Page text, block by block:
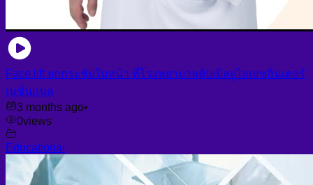
Face lift ยกกระชับใบหน้า ที่โรงพยาบาลดับเบิลยูไอเอชอินเตอร์
เนชั่นแนล
3 months ago•
0views
Educational